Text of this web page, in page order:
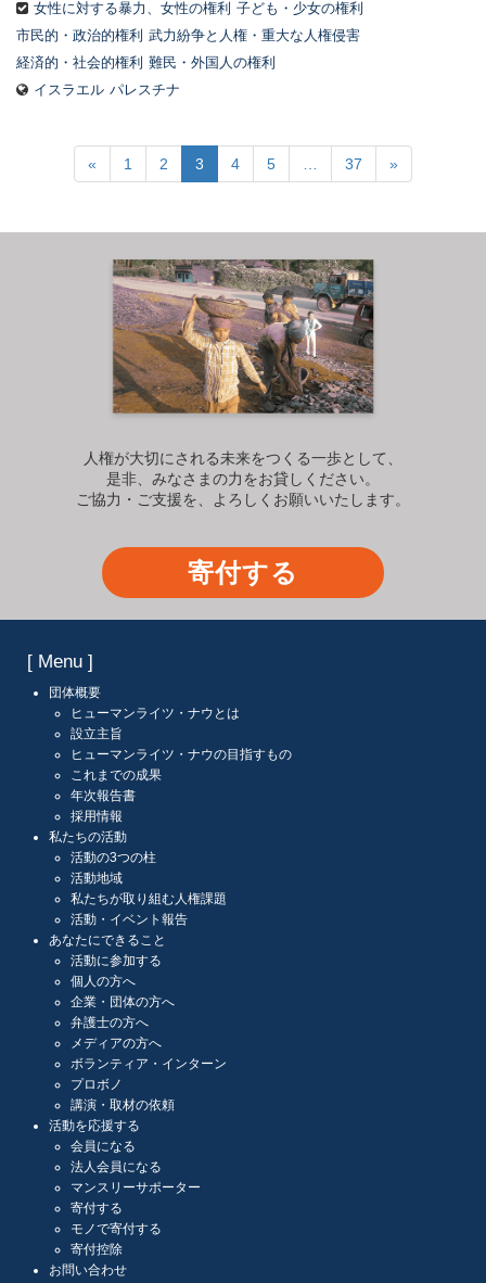
女性に対する暴力、女性の権利 子ども・少女の権利
市民的・政治的権利 武力紛争と人権・重大な人権侵害
経済的・社会的権利 難民・外国人の権利
イスラエル パレスチナ
« 1 2 3 4 5 37 »
人権が大切にされる未来をつくる一歩として、
是非、みなさまの力をお貸しください。
ご協力・ご支援を、よろしくお願いいたします。
寄付する
[ Menu ]
団体概要
ヒューマンライツ・ナウとは
設立主旨
ヒューマンライツ・ナウの目指すもの
これまでの成果
年次報告書
採用情報
私たちの活動
活動の3つの柱
活動地域
私たちが取り組む人権課題
活動・イベント報告
あなたにできること
活動に参加する
個人の方へ
企業・団体の方へ
弁護士の方へ
メディアの方へ
ボランティア・インターン
プロボノ
講演・取材の依頼
活動を応援する
会員になる
法人会員になる
マンスリーサポーター
寄付する
モノで寄付する
寄付控除
お問い合わせ